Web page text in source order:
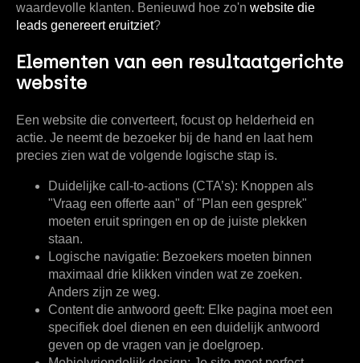
waardevolle klanten. Benieuwd hoe zo'n website die
leads genereert eruitziet?
Elementen van een resultaatgerichte
website
Een website die converteert, focust op helderheid en
actie. Je neemt de bezoeker bij de hand en laat hem
precies zien wat de volgende logische stap is.
Duidelijke call-to-actions (CTA’s): Knoppen als
"Vraag een offerte aan" of "Plan een gesprek"
moeten eruit springen en op de juiste plekken
staan.
Logische navigatie: Bezoekers moeten binnen
maximaal drie klikken vinden wat ze zoeken.
Anders zijn ze weg.
Content die antwoord geeft: Elke pagina moet een
specifiek doel dienen en een duidelijk antwoord
geven op de vragen van je doelgroep.